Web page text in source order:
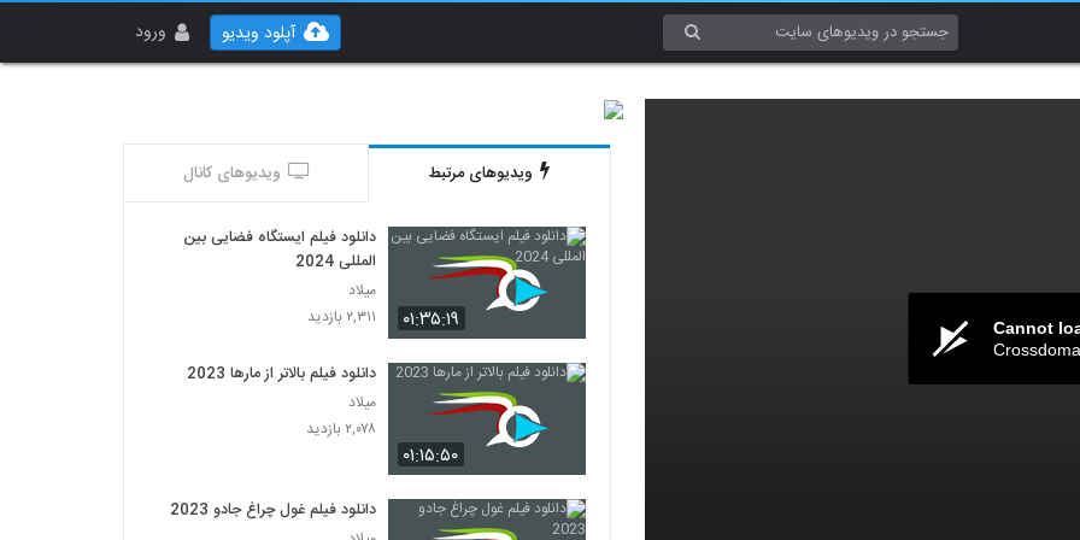
ورود آپلود ویدیو
Cannot
ویدیوهای مرتبط ویدیوهای کانال
۰۱:۳۵:۱۹
دانلود فیلم ایستگاه فضایی بین
المللی 2024
میلاد
۲,۳۱۱ بازدید
۰۱:۱۵:۵۰
دانلود فیلم بالاتر از مارها 2023
میلاد
۲,۰۷۸ بازدید
دانلود فیلم غول چراغ جادو 2023